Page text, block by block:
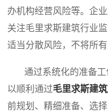
办机构经营风险等。企
关注毛里求斯建筑行业
适当分散风险，不将所
通过系统化的准备工
以顺利通过毛里求斯建
前规划、精细准备、选